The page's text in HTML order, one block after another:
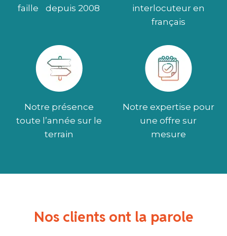
faille depuis 2008
interlocuteur en
français
Notre présence
toute l’année sur le
terrain
Notre expertise pour
une offre sur
mesure
Nos clients ont la parole